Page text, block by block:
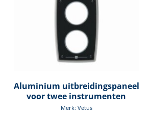
Aluminium uitbreidingspaneel
voor twee instrumenten
Merk: Vetus